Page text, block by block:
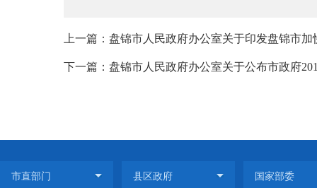
上一篇：盘锦市人民政府办公室关于印发盘锦市
下一篇：盘锦市人民政府办公室关于公布市政府